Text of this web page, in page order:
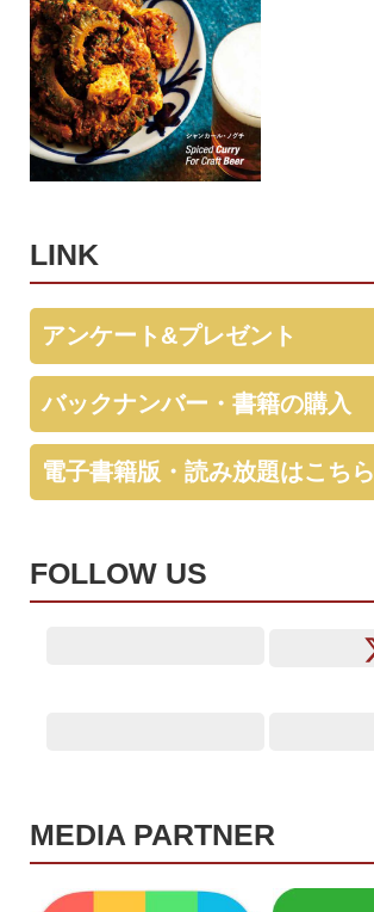
LINK
アンケート&プレゼント
バックナンバー・書籍の購入
電子書籍版・読み放題はこちら
FOLLOW US
MEDIA PARTNER